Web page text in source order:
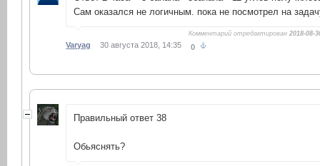
Сам оказался не логичным. пока не посмотрел на
Комментарий отредактирован2018-08-
Varyag 30 августа 2018, 14:35 0
Правильный ответ 38
Обьяснять?